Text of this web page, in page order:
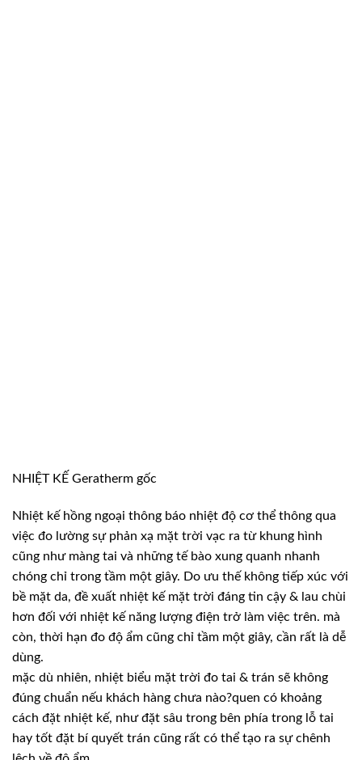
NHIỆT KẾ Geratherm gốc
Nhiệt kế hồng ngoại thông báo nhiệt độ cơ thể thông qua
việc đo lường sự phản xạ mặt trời vạc ra từ khung hình
cũng như màng tai và những tế bào xung quanh nhanh
chóng chỉ trong tầm một giây. Do ưu thế không tiếp xúc với
bề mặt da, đề xuất nhiệt kế mặt trời đáng tin cậy & lau chùi
hơn đối với nhiệt kế năng lượng điện trở làm việc trên. mà
còn, thời hạn đo độ ẩm cũng chỉ tầm một giây, cần rất là dễ
dùng.
mặc dù nhiên, nhiệt biểu mặt trời đo tai & trán sẽ không
đúng chuẩn nếu khách hàng chưa nào?quen có khoảng
cách đặt nhiệt kế, như đặt sâu trong bên phía trong lỗ tai
hay tốt đặt bí quyết trán cũng rất có thể tạo ra sự chênh